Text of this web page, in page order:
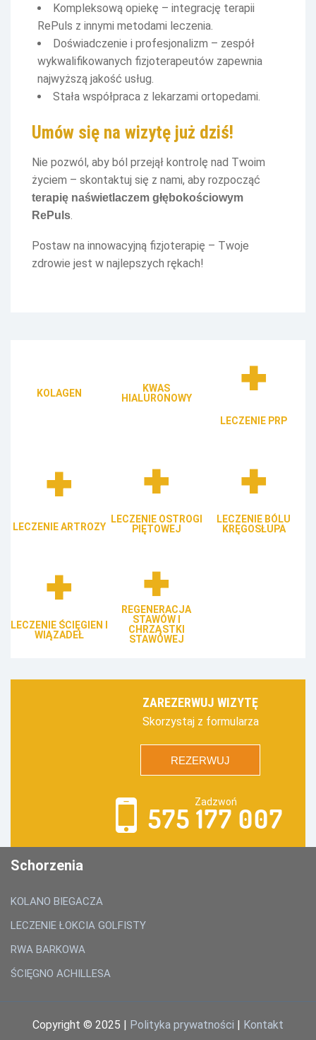
Kompleksową opiekę – integrację terapii
RePuls z innymi metodami leczenia.
Doświadczenie i profesjonalizm – zespół
wykwalifikowanych fizjoterapeutów zapewnia
najwyższą jakość usług.
Stała współpraca z lekarzami ortopedami.
Umów się na wizytę już dziś!
Nie pozwól, aby ból przejął kontrolę nad Twoim
życiem – skontaktuj się z nami, aby rozpocząć
terapię naświetlaczem głębokościowym
RePuls.
Postaw na innowacyjną fizjoterapię – Twoje
zdrowie jest w najlepszych rękach!
KOLAGEN
KWAS
HIALURONOWY
LECZENIE PRP
LECZENIE ARTROZY
LECZENIE OSTROGI
PIĘTOWEJ
LECZENIE BÓLU
KRĘGOSŁUPA
LECZENIE ŚCIĘGIEN I
WIĄZADEŁ
REGENERACJA
STAWÓW I
CHRZĄSTKI
STAWOWEJ
ZAREZERWUJ WIZYTĘ
Skorzystaj z formularza
REZERWUJ
Zadzwoń
575 177 007
Schorzenia
KOLANO BIEGACZA
LECZENIE ŁOKCIA GOLFISTY
RWA BARKOWA
ŚCIĘGNO ACHILLESA
Copyright © 2025 | Polityka prywatności | Kontakt